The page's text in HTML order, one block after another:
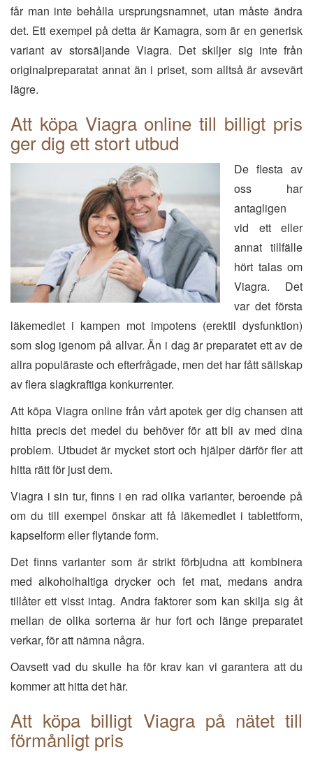
får man inte behålla ursprungsnamnet, utan måste ändra
det. Ett exempel på detta är Kamagra, som är en generisk
variant av storsäljande Viagra. Det skiljer sig inte från
originalpreparatat annat än i priset, som alltså är avsevärt
lägre.
Att köpa Viagra online till billigt pris
ger dig ett stort utbud
De flesta av
oss har
antagligen
vid ett eller
annat tillfälle
hört talas om
Viagra. Det
var det första
läkemedlet i kampen mot impotens (erektil dysfunktion)
som slog igenom på allvar. Än i dag är preparatet ett av de
allra populäraste och efterfrågade, men det har fått sällskap
av flera slagkraftiga konkurrenter.
Att köpa Viagra online från vårt apotek ger dig chansen att
hitta precis det medel du behöver för att bli av med dina
problem. Utbudet är mycket stort och hjälper därför fler att
hitta rätt för just dem.
Viagra i sin tur, finns i en rad olika varianter, beroende på
om du till exempel önskar att få läkemedlet i tablettform,
kapselform eller flytande form.
Det finns varianter som är strikt förbjudna att kombinera
med alkoholhaltiga drycker och fet mat, medans andra
tillåter ett visst intag. Andra faktorer som kan skilja sig åt
mellan de olika sorterna är hur fort och länge preparatet
verkar, för att nämna några.
Oavsett vad du skulle ha för krav kan vi garantera att du
kommer att hitta det här.
Att köpa billigt Viagra på nätet till
förmånligt pris